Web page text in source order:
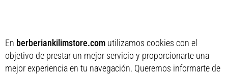
En berberiankilimstore.com utilizamos cookies con el
objetivo de prestar un mejor servicio y proporcionarte una
mejor experiencia en tu navegación. Queremos informarte de